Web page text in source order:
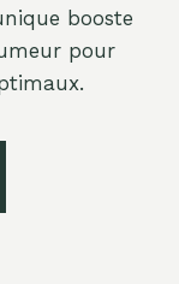
booste
pour